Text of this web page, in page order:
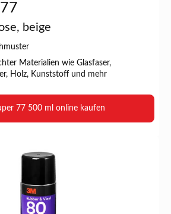
beige
Materialien wie Glasfaser,
Holz, Kunststoff und mehr
77 500 ml online kaufen